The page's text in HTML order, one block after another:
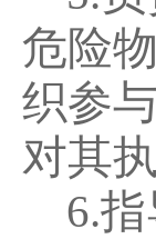
危险
织参
对其
6.